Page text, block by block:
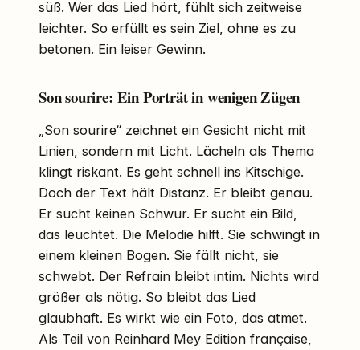
süß. Wer das Lied hört, fühlt sich zeitweise
leichter. So erfüllt es sein Ziel, ohne es zu
betonen. Ein leiser Gewinn.
Son sourire: Ein Porträt in wenigen Zügen
„Son sourire“ zeichnet ein Gesicht nicht mit
Linien, sondern mit Licht. Lächeln als Thema
klingt riskant. Es geht schnell ins Kitschige.
Doch der Text hält Distanz. Er bleibt genau.
Er sucht keinen Schwur. Er sucht ein Bild,
das leuchtet. Die Melodie hilft. Sie schwingt in
einem kleinen Bogen. Sie fällt nicht, sie
schwebt. Der Refrain bleibt intim. Nichts wird
größer als nötig. So bleibt das Lied
glaubhaft. Es wirkt wie ein Foto, das atmet.
Als Teil von Reinhard Mey Edition française,